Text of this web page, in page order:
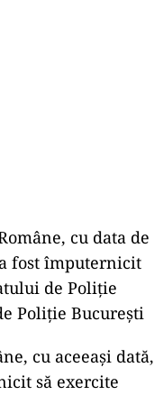
cu data de
fost împuternicit
de Poliție
Poliție București
cu aceeași dată,
să exercite